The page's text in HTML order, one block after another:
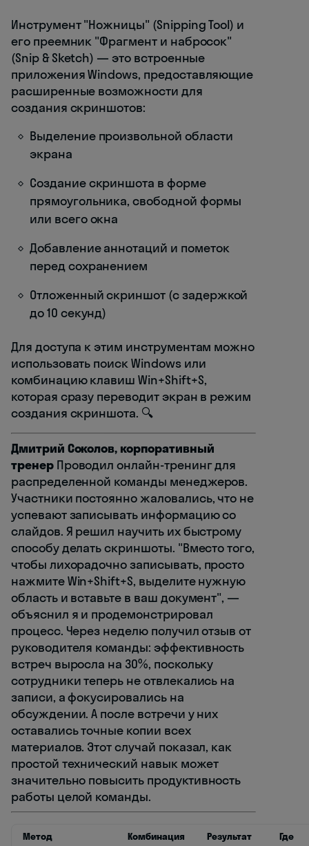
Инструмент "Ножницы" (Snipping Tool) и
его преемник "Фрагмент и набросок"
(Snip & Sketch) — это встроенные
приложения Windows, предоставляющие
расширенные возможности для
создания скриншотов:
Выделение произвольной области
экрана
Создание скриншота в форме
прямоугольника, свободной формы
или всего окна
Добавление аннотаций и пометок
перед сохранением
Отложенный скриншот (с задержкой
до 10 секунд)
Для доступа к этим инструментам можно
использовать поиск Windows или
комбинацию клавиш Win+Shift+S,
которая сразу переводит экран в режим
создания скриншота. 🔍
Дмитрий Соколов, корпоративный
тренерПроводил онлайн-тренинг для
распределенной команды менеджеров.
Участники постоянно жаловались, что не
успевают записывать информацию со
слайдов. Я решил научить их быстрому
способу делать скриншоты. "Вместо того,
чтобы лихорадочно записывать, просто
нажмите Win+Shift+S, выделите нужную
область и вставьте в ваш документ", —
объяснил я и продемонстрировал
процесс. Через неделю получил отзыв от
руководителя команды: эффективность
встреч выросла на 30%, поскольку
сотрудники теперь не отвлекались на
записи, а фокусировались на
обсуждении. А после встречи у них
оставались точные копии всех
материалов. Этот случай показал, как
простой технический навык может
значительно повысить продуктивность
работы целой команды.
Метод
Комбинация
Результат
Где